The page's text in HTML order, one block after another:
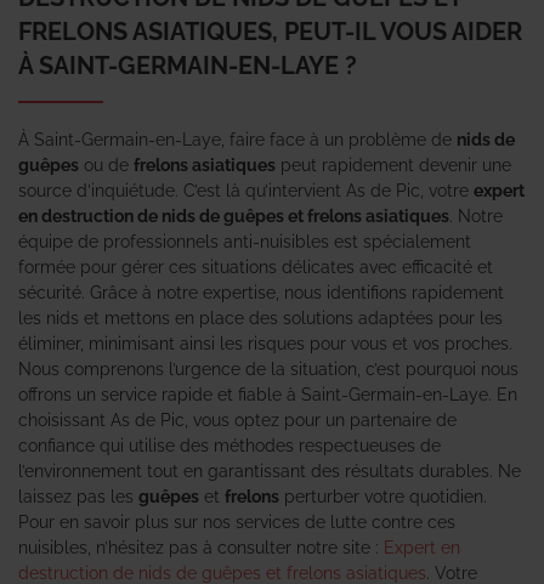
FRELONS ASIATIQUES, PEUT-IL VOUS AIDER
À SAINT-GERMAIN-EN-LAYE ?
À Saint-Germain-en-Laye, faire face à un problème de nids de
guêpes ou de frelons asiatiques peut rapidement devenir une
source d’inquiétude. C’est là qu’intervient As de Pic, votre expert
en destruction de nids de guêpes et frelons asiatiques . Notre
équipe de professionnels anti-nuisibles est spécialement
formée pour gérer ces situations délicates avec efficacité et
sécurité. Grâce à notre expertise, nous identifions rapidement
les nids et mettons en place des solutions adaptées pour les
éliminer, minimisant ainsi les risques pour vous et vos proches.
Nous comprenons l’urgence de la situation, c’est pourquoi nous
offrons un service rapide et fiable à Saint-Germain-en-Laye. En
choisissant As de Pic, vous optez pour un partenaire de
confiance qui utilise des méthodes respectueuses de
l’environnement tout en garantissant des résultats durables. Ne
laissez pas les guêpes et frelons perturber votre quotidien.
Pour en savoir plus sur nos services de lutte contre ces
nuisibles, n’hésitez pas à consulter notre site : Expert en
destruction de nids de guêpes et frelons asiatiques . Votre